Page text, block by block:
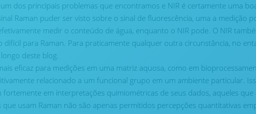
dos principais problemas que encontramos e NIR é certamente uma
Raman puder ser visto sobre o sinal de fluorescência, uma a medição
medir o conteúdo de água, enquanto o NIR pode. O NIR
difícil para Raman. Para praticamente qualquer outra circunstância, no
deste blog.
eficaz para medições em uma matriz aquosa, como em
relacionado a um funcional grupo em um ambiente particular.
em interpretações quimiométricas de seus dados, aqueles
usam Raman não são apenas permitidos percepções quantitativas